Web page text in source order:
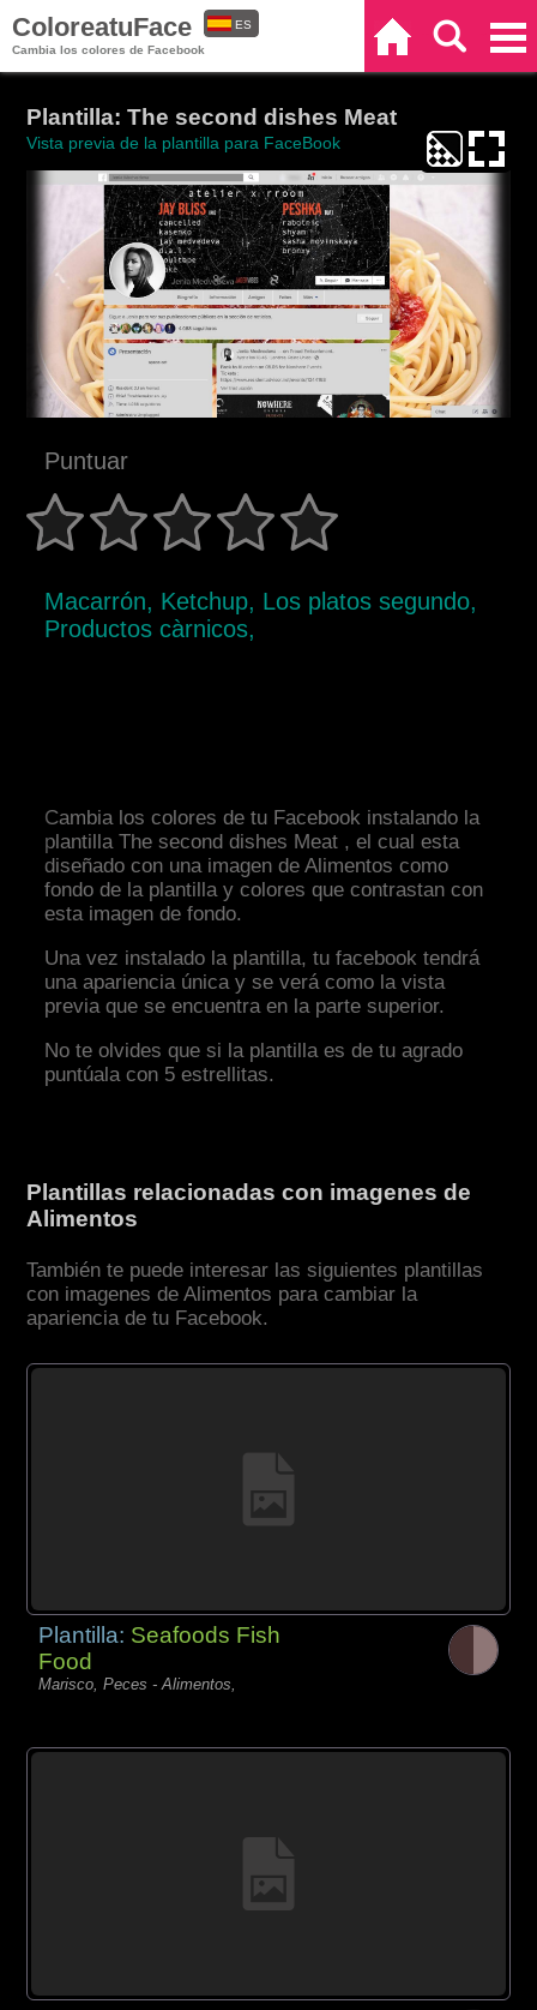
ColoreatuFace
Cambia los colores de Facebook
ES
Plantilla: The second dishes Meat
Vista previa de la plantilla para FaceBook
Puntuar
Macarrón, Ketchup, Los platos segundo,
Productos càrnicos,
Cambia los colores de tu Facebook instalando la
plantilla The second dishes Meat , el cual esta
diseñado con una imagen de Alimentos como
fondo de la plantilla y colores que contrastan con
esta imagen de fondo.
Una vez instalado la plantilla, tu facebook tendrá
una apariencia única y se verá como la vista
previa que se encuentra en la parte superior.
No te olvides que si la plantilla es de tu agrado
puntúala con 5 estrellitas.
Plantillas relacionadas con imagenes de
Alimentos
También te puede interesar las siguientes plantillas
con imagenes de Alimentos para cambiar la
apariencia de tu Facebook.
Plantilla: Seafoods Fish
Food
Marisco, Peces - Alimentos,